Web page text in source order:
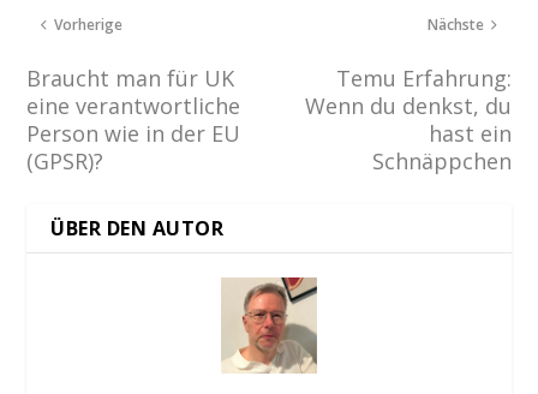
Vorherige
Braucht man für UK
eine verantwortliche
Person wie in der EU
(GPSR)?
Nächste
Temu Erfahrung:
Wenn du denkst, du
hast ein
Schnäppchen
ÜBER DEN AUTOR